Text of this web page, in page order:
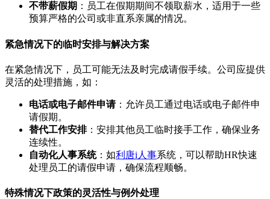
不带薪假期 ：员工在假期期间不领取薪水，适用于一些
预算严格的公司或非直系亲属的情况。
紧急情况下的临时安排与解决方案
在紧急情况下，员工可能无法及时完成请假手续。公司应提供
灵活的处理措施，如：
电话或电子邮件申请：允许员工通过电话或电子邮件申
请假期。
替代工作安排：安排其他员工临时接手工作，确保业务
连续性。
自动化人事系统：如利唐i人事系统，可以帮助HR快速
处理员工的请假申请，确保流程顺畅。
特殊情况下政策的灵活性与例外处理